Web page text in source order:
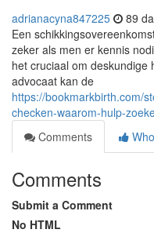
adrianacyna847225 89
Een
zeker als men er kennis
het cruciaal om deskundige
advocaat kan de
https://bookmarkbirth.com/
checken-waarom-hulp-
Comments
Comments
Submit a Comment
No HTML